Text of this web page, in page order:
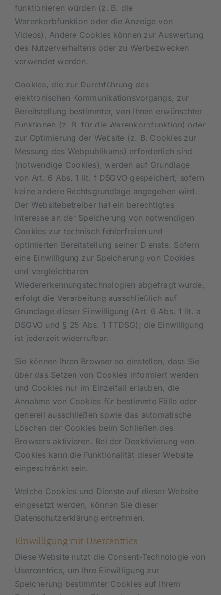
funktionieren würden (z. B. die
Warenkorbfunktion oder die Anzeige von
Videos). Andere Cookies können zur Auswertung
des Nutzerverhaltens oder zu Werbezwecken
verwendet werden.
Cookies, die zur Durchführung des
elektronischen Kommunikationsvorgangs, zur
Bereitstellung bestimmter, von Ihnen erwünschter
Funktionen (z. B. für die Warenkorbfunktion) oder
zur Optimierung der Website (z. B. Cookies zur
Messung des Webpublikums) erforderlich sind
(notwendige Cookies), werden auf Grundlage
von Art. 6 Abs. 1 lit. f DSGVO gespeichert, sofern
keine andere Rechtsgrundlage angegeben wird.
Der Websitebetreiber hat ein berechtigtes
Interesse an der Speicherung von notwendigen
Cookies zur technisch fehlerfreien und
optimierten Bereitstellung seiner Dienste. Sofern
eine Einwilligung zur Speicherung von Cookies
und vergleichbaren
Wiedererkennungstechnologien abgefragt wurde,
erfolgt die Verarbeitung ausschließlich auf
Grundlage dieser Einwilligung (Art. 6 Abs. 1 lit. a
DSGVO und § 25 Abs. 1 TTDSG); die Einwilligung
ist jederzeit widerrufbar.
Sie können Ihren Browser so einstellen, dass Sie
über das Setzen von Cookies informiert werden
und Cookies nur im Einzelfall erlauben, die
Annahme von Cookies für bestimmte Fälle oder
generell ausschließen sowie das automatische
Löschen der Cookies beim Schließen des
Browsers aktivieren. Bei der Deaktivierung von
Cookies kann die Funktionalität dieser Website
eingeschränkt sein.
Welche Cookies und Dienste auf dieser Website
eingesetzt werden, können Sie dieser
Datenschutzerklärung entnehmen.
Einwilligung mit Usercentrics
Diese Website nutzt die Consent-Technologie von
Usercentrics, um Ihre Einwilligung zur
Speicherung bestimmter Cookies auf Ihrem